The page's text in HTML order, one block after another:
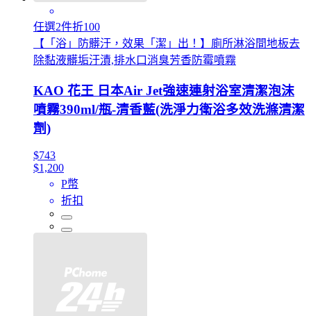
任選2件折100
【「浴」防髒汙，效果「潔」出！】廁所淋浴間地板去
除黏液髒垢汙漬,排水口消臭芳香防霉噴霧
KAO 花王 日本Air Jet強速連射浴室清潔泡沫
噴霧390ml/瓶-清香藍(洗淨力衛浴多效洗滌清潔
劑)
$743
$1,200
P幣
折扣